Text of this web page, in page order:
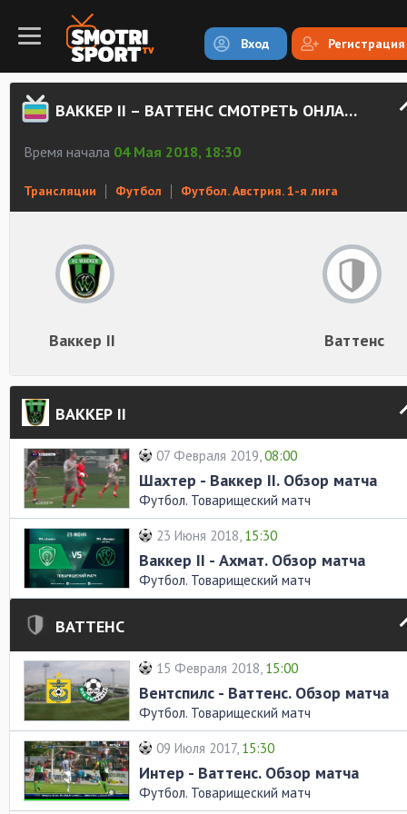
Вход Регистрация
ВАККЕР II – ВАТТЕНС СМОТРЕТЬ ОНЛАЙН
Время начала 04 Мая 2018, 18:30
Трансляции Футбол Футбол. Австрия. 1-я лига
Ваккер II Ваттенс
ВАККЕР II
07 Февраля 2019,08:00
Шахтер - Ваккер II. Обзор матча
Футбол. Товарищеский матч
23 Июня 2018, 15:30
Ваккер II - Ахмат. Обзор матча
Футбол. Товарищеский матч
ВАТТЕНС
15 Февраля 2018, 15:00
Вентспилс - Ваттенс. Обзор матча
Футбол. Товарищеский матч
09 Июля 2017, 15:30
Интер - Ваттенс. Обзор матча
Футбол. Товарищеский матч